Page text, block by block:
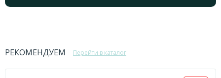
РЕКОМЕНДУЕМ Перейти в каталог